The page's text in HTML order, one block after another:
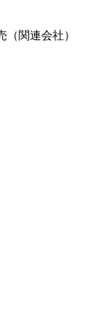
関連会社）